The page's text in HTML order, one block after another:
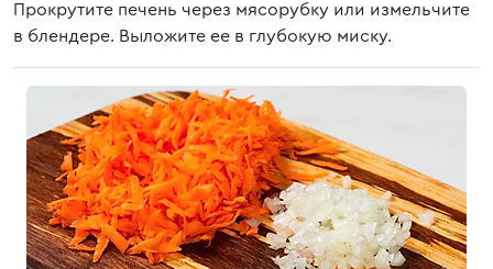
Прокрутите печень через мясорубку или измельчите
в блендере. Выложите ее в глубокую миску.